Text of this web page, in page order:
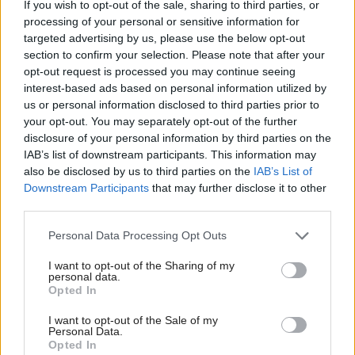
If you wish to opt-out of the sale, sharing to third parties, or
processing of your personal or sensitive information for
targeted advertising by us, please use the below opt-out
section to confirm your selection. Please note that after your
opt-out request is processed you may continue seeing
interest-based ads based on personal information utilized by
us or personal information disclosed to third parties prior to
your opt-out. You may separately opt-out of the further
disclosure of your personal information by third parties on the
IAB’s list of downstream participants. This information may
also be disclosed by us to third parties on the IAB’s List of
Downstream Participants that may further disclose it to other
Please note that this website/app uses one or more Google
not limited to your visit or usage behaviour. You may click to
grant or deny consent to Google and its third-party tags to
use your data for below specified purposes in below Google
consent section.
Personal Data Processing Opt Outs
I want to opt-out of the Sharing of my
personal data.
Opted In
I want to opt-out of the Sale of my
Personal Data.
Opted In
vyhnite. Týchto 7 vecí robí vašu obývačku
zastaralou
V dome v lese vyriešili známy problém. Dvaja
majitelia v ňom majú dosť súkromia aj miesto pre
spoločný čas
Inšpirácie
jedáleň,kov,červená